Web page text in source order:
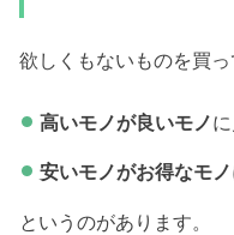
欲しくもないものを買
高いモノが良いモノ
安いモノがお得なモノ
というのがあります。